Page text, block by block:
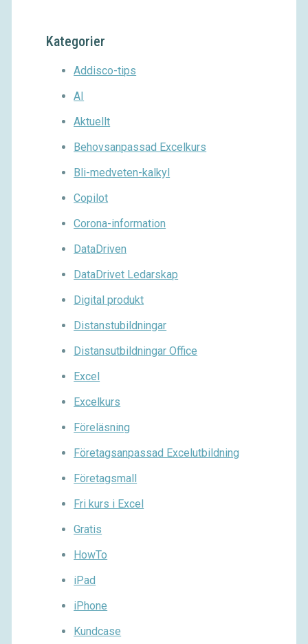
Kategorier
Addisco-tips
AI
Aktuellt
Behovsanpassad Excelkurs
Bli-medveten-kalkyl
Copilot
Corona-information
DataDriven
DataDrivet Ledarskap
Digital produkt
Distanstubildningar
Distansutbildningar Office
Excel
Excelkurs
Föreläsning
Företagsanpassad Excelutbildning
Företagsmall
Fri kurs i Excel
Gratis
HowTo
iPad
iPhone
Kundcase